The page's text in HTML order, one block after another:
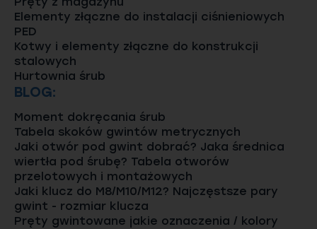
Elementy złączne do instalacji ciśnieniowych
PED
Kotwy i elementy złączne do konstrukcji
stalowych
Hurtownia śrub
BLOG:
Moment dokręcania śrub
Tabela skoków gwintów metrycznych
Jaki otwór pod gwint dobrać? Jaka średnica
wiertła pod śrubę? Tabela otworów
przelotowych i montażowych
Jaki klucz do M8/M10/M12? Najczęstsze pary
gwint - rozmiar klucza
Pręty gwintowane jakie oznaczenia / kolory